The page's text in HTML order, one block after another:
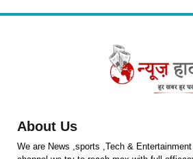
About Us
We are News ,sports ,Tech &